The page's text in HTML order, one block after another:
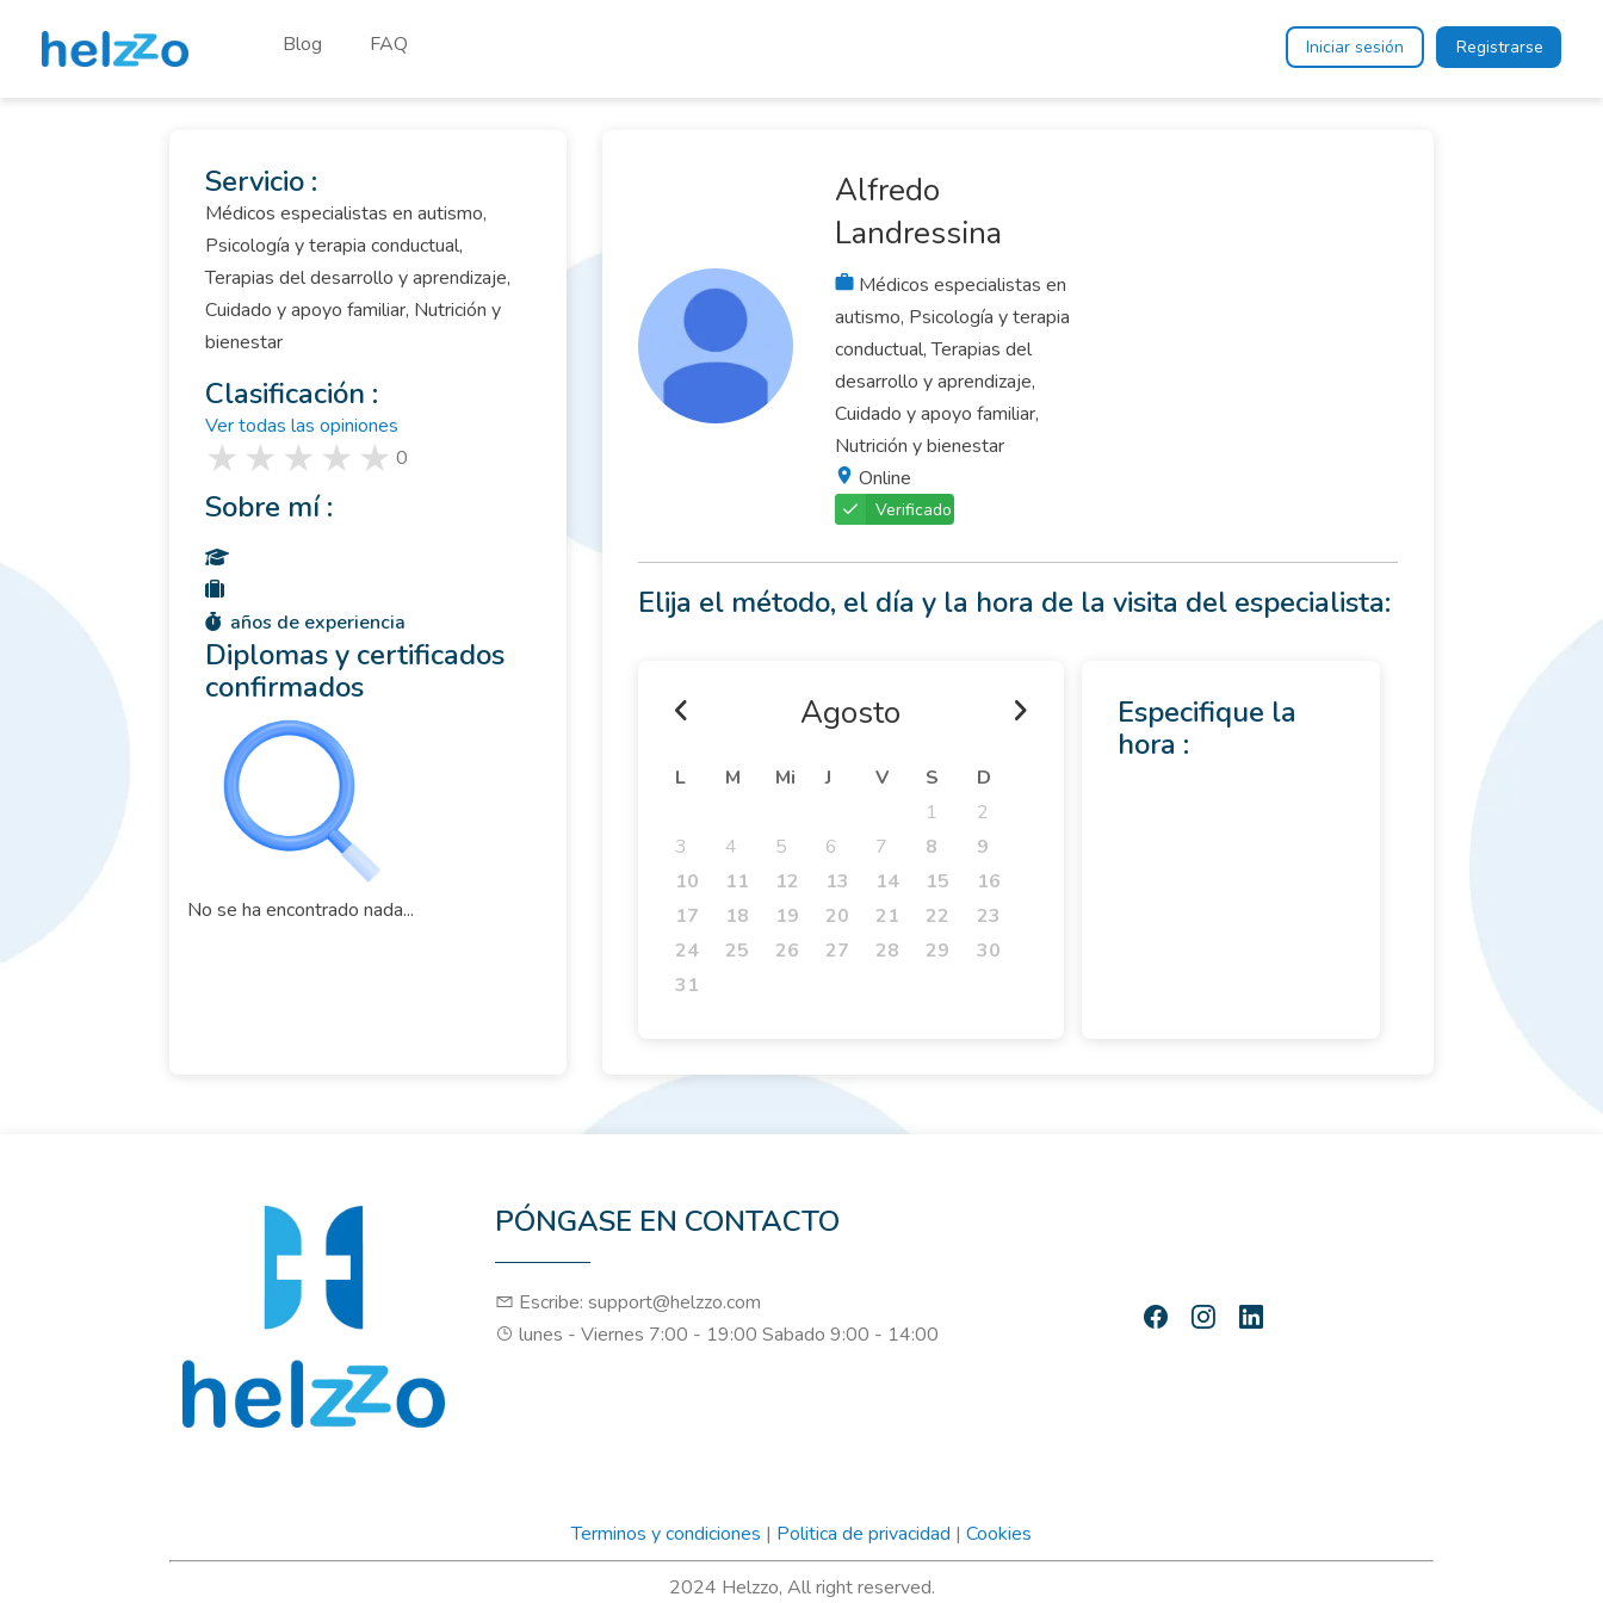
Blog FAQ Iniciar sesión Registrarse
Servicio :
Médicos especialistas en autismo,
Psicología y terapia conductual,
Terapias del desarrollo y aprendizaje,
Cuidado y apoyo familiar, Nutrición y
bienestar
Clasificación :
Ver todas las opiniones
0
Sobre mí :
años de experiencia
Diplomas y certificados
confirmados
No se ha encontrado nada...
Alfredo
Landressina
Médicos especialistas en
autismo, Psicología y terapia
conductual, Terapias del
desarrollo y aprendizaje,
Cuidado y apoyo familiar,
Nutrición y bienestar
Online
Verificado
Elija el método, el día y la hora de la visita del especialista:
Agosto
L M Mi J V S
D
1
2
3
4 5 6 7 8
9
10
11 12 13 14 15
16
17
18 19 20 21 22
23
24
25 26 27 28 29
30
31
Especifique la
hora :
PÓNGASE EN CONTACTO
Escribe: support@helzzo.com
lunes - Viernes 7:00 - 19:00 Sabado 9:00 - 14:00
Terminos y condiciones | Politica de privacidad | Cookies
2024 Helzzo, All right reserved.